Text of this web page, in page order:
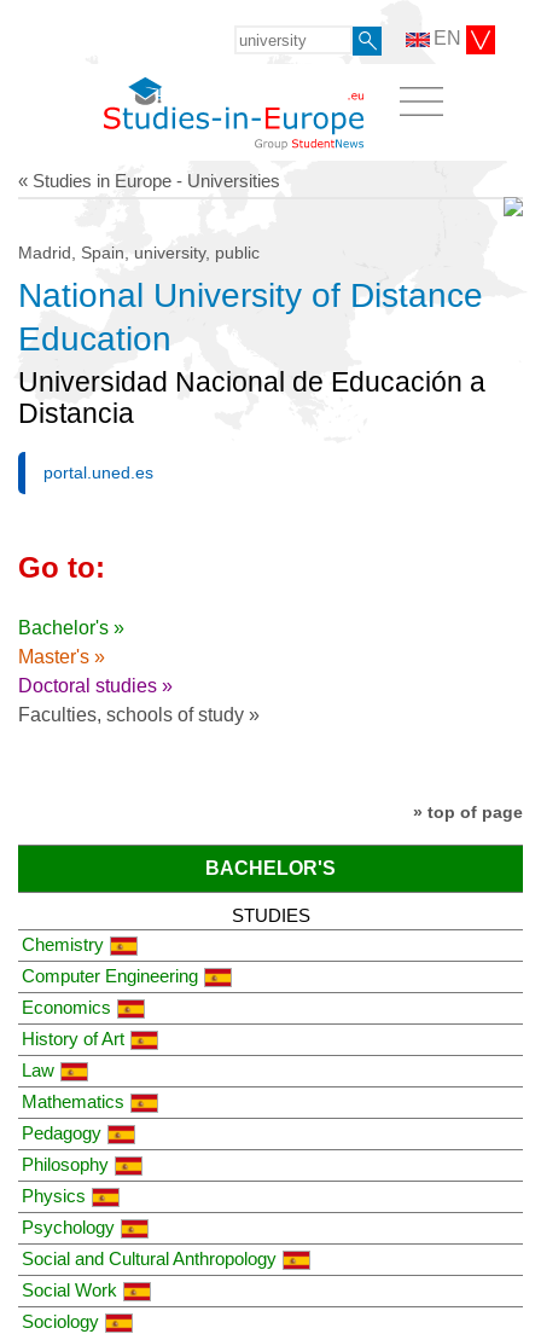
EN
« Studies in Europe - Universities
Madrid, Spain, university, public
National University of Distance
Education
Universidad Nacional de Educación a
Distancia
portal.uned.es
Go to:
Bachelor's »
Master's »
Doctoral studies »
Faculties, schools of study »
» top of page
BACHELOR'S
STUDIES
Chemistry
Computer Engineering
Economics
History of Art
Law
Mathematics
Pedagogy
Philosophy
Physics
Psychology
Social and Cultural Anthropology
Social Work
Sociology